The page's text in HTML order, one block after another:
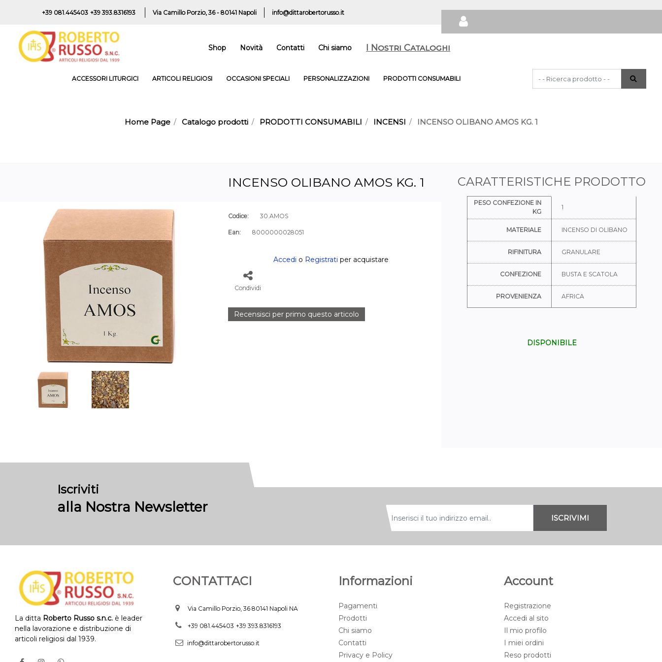
+39 081.445403 +39 393.8316193 Via Camillo Porzio, 36 - 80141 Napoli info@dittarobertorusso.it
Shop Novità Contatti Chi siamo I Nostri Cataloghi
ACCESSORI LITURGICI ARTICOLI RELIGIOSI OCCASIONI SPECIALI PERSONALIZZAZIONI PRODOTTI CONSUMABILI
La modifica di un filtro aggiorna
Home Page Catalogo prodotti PRODOTTI CONSUMABILI INCENSI INCENSO OLIBANO AMOS KG. 1
INCENSO OLIBANO AMOS KG. 1
Codice: 30.AMOS
Ean: 8000000028051
Accedi o Registrati per acquistare
Condividi
Recensisci per primo questo articolo
CARATTERISTICHE PRODOTTO
Ulteriori informazioni
PESO CONFEZIONE IN
KG
1
MATERIALE INCENSO DI OLIBANO
RIFINITURA GRANULARE
CONFEZIONE BUSTA E SCATOLA
PROVENIENZA AFRICA
DISPONIBILE
Iscriviti
alla Nostra Newsletter
La ditta Roberto Russo s.n.c. è leader
nella lavorazione e distribuzione di
articoli religiosi dal 1939.
CONTATTACI
Via Camillo Porzio, 36 80141 Napoli NA
+39 081.445403 +39 393.8316193
info@dittarobertorusso.it
Informazioni
Pagamenti
Prodotti
Chi siamo
Contatti
Privacy e Policy
Account
Registrazione
Accedi al sito
Il mio profilo
I miei ordini
Reso prodotti